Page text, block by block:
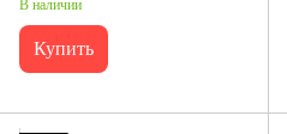
В наличии
Купить